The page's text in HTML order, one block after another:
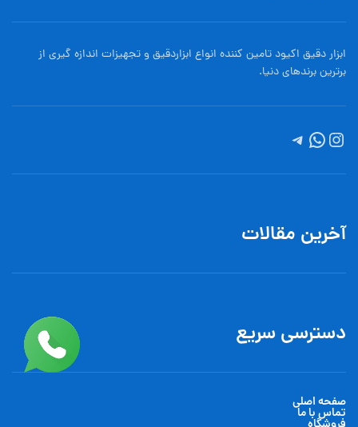
ابزار دقیق اکیود تامین کننده انواع ابزاردقيق و تجهيزات اندازه گیری از
برترین برندهای دنیا.
آخرین مقالات
دسترسی سریع
صفحه اصلی
تماس با ما